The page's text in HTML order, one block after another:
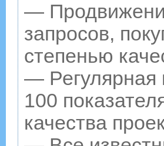
—
запросов,
степенью
— Регулярная
100
качества